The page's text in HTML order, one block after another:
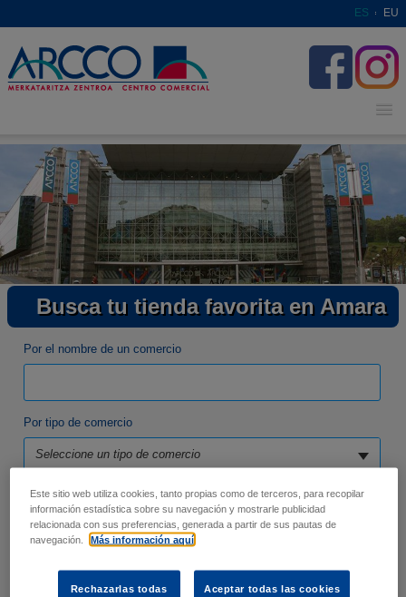
ES EU
Busca tu tienda favorita en Amara
Por el nombre de un comercio
Por tipo de comercio
Seleccione un tipo de comercio
Por tienda
Seleccione un establecimiento
Este sitio web utiliza cookies, tanto propias como de terceros, para recopilar
información estadística sobre su navegación y mostrarle publicidad
relacionada con sus preferencias, generada a partir de sus pautas de
navegación.
Más información aquí
Rechazarlas todas Aceptar todas las cookies